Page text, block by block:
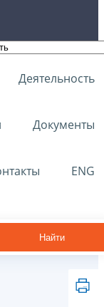
Деятельность
Документы
ENG
Найти